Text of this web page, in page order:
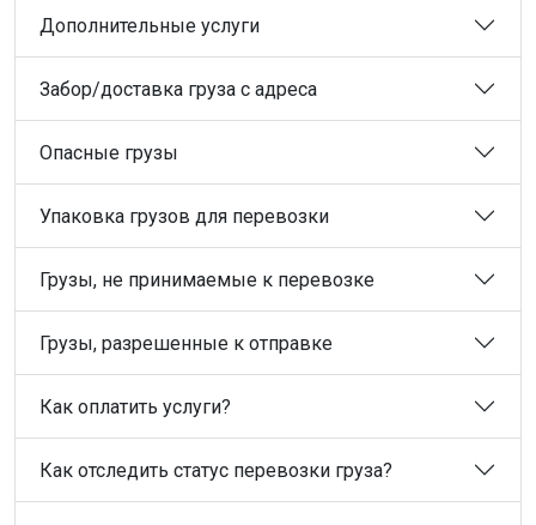
Дополнительные услуги
Забор/доставка груза с адреса
Опасные грузы
Упаковка грузов для перевозки
Грузы, не принимаемые к перевозке
Грузы, разрешенные к отправке
Как оплатить услуги?
Как отследить статус перевозки груза?